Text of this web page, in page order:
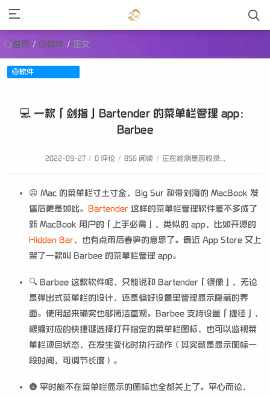
首页 / 🏐软件 / 正文
🏐软件
💻 一款「剑指」Bartender 的菜单栏管理 app：
Barbee
2022-09-27 / 0 评论 / 856 阅读 / 正在检测是否收录...
😫 Mac 的菜单栏寸土寸金，Big Sur 和带刘海的 MacBook 发
售后更是如此。 Bartender 这样的菜单栏管理软件差不多成了
新 MacBook 用户的「上手必需」，类似的 app，比如开源的
Hidden Bar，也有点雨后春笋的意思了。最近 App Store 又上
架了一款叫 Barbee 的菜单栏管理 app。
🔍 Barbee 这款软件呢，只能说和 Bartender「很像」，无论
是弹出式菜单栏的设计，还是偏好设置里管理显示隐藏的界
面。使用起来确实也够简洁直观。Barbee 支持设置「捷径」，
根据对应的快捷键选择打开指定的菜单栏图标，也可以监视菜
单栏项目状态，在发生变化时执行动作（其实就是显示图标一
段时间，可调节长度）。
🌚 平时能不在菜单栏显示的图标也全都关上了。平心而论，